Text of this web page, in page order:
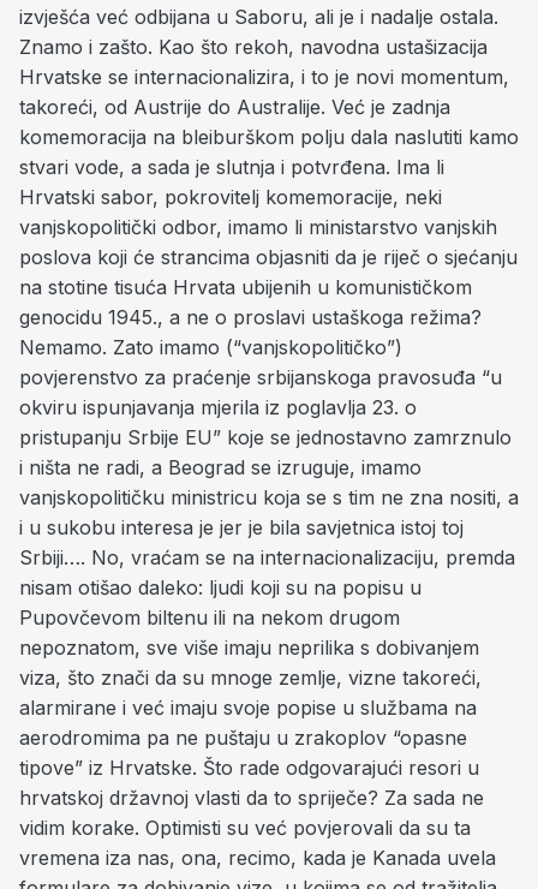
izvješća već odbijana u Saboru, ali je i nadalje ostala.
Znamo i zašto. Kao što rekoh, navodna ustašizacija
Hrvatske se internacionalizira, i to je novi momentum,
takoreći, od Austrije do Australije. Već je zadnja
komemoracija na bleiburškom polju dala naslutiti kamo
stvari vode, a sada je slutnja i potvrđena. Ima li
Hrvatski sabor, pokrovitelj komemoracije, neki
vanjskopolitički odbor, imamo li ministarstvo vanjskih
poslova koji će strancima objasniti da je riječ o sjećanju
na stotine tisuća Hrvata ubijenih u komunističkom
genocidu 1945., a ne o proslavi ustaškoga režima?
Nemamo. Zato imamo (“vanjskopolitičko”)
povjerenstvo za praćenje srbijanskoga pravosuđa “u
okviru ispunjavanja mjerila iz poglavlja 23. o
pristupanju Srbije EU” koje se jednostavno zamrznulo
i ništa ne radi, a Beograd se izruguje, imamo
vanjskopolitičku ministricu koja se s tim ne zna nositi, a
i u sukobu interesa je jer je bila savjetnica istoj toj
Srbiji…. No, vraćam se na internacionalizaciju, premda
nisam otišao daleko: ljudi koji su na popisu u
Pupovčevom biltenu ili na nekom drugom
nepoznatom, sve više imaju neprilika s dobivanjem
viza, što znači da su mnoge zemlje, vizne takoreći,
alarmirane i već imaju svoje popise u službama na
aerodromima pa ne puštaju u zrakoplov “opasne
tipove” iz Hrvatske. Što rade odgovarajući resori u
hrvatskoj državnoj vlasti da to spriječe? Za sada ne
vidim korake. Optimisti su već povjerovali da su ta
vremena iza nas, ona, recimo, kada je Kanada uvela